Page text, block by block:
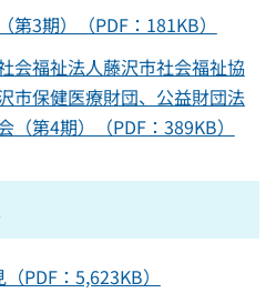
3期）（PDF：181KB）
会福祉法人藤沢市社会福祉協
市保健医療財団、公益財団法
（第4期）（PDF：389KB）
PDF：5,623KB）